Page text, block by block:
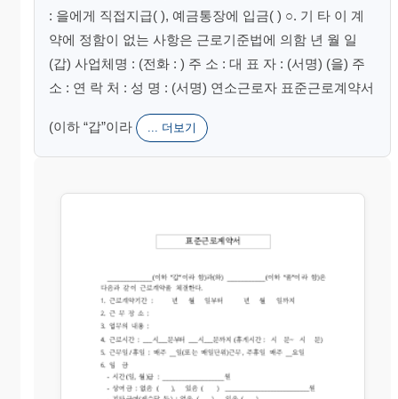
: 을에게 직접지급( ), 예금통장에 입금( ) ○. 기 타 이 계
약에 정함이 없는 사항은 근로기준법에 의함 년 월 일
(갑) 사업체명 : (전화 : ) 주 소 : 대 표 자 : (서명) (을) 주
소 : 연 락 처 : 성 명 : (서명) 연소근로자 표준근로계약서
(이하 “갑”이라 ... 더보기